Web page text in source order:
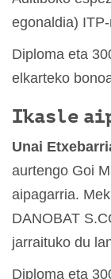
egonaldia)
Diploma eta
elkarteko
Ikasle
Unai
aurtengo Goi
aipagarria.
DANOBAT
jarraituko du
Diploma eta